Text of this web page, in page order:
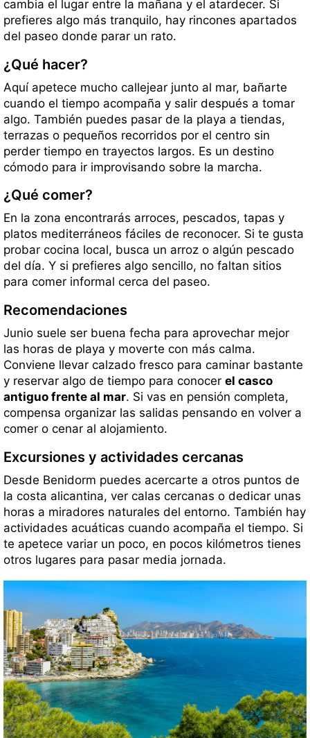
cambia el lugar entre la mañana y el atardecer. Si
prefieres algo más tranquilo, hay rincones apartados
del paseo donde parar un rato.
¿Qué hacer?
Aquí apetece mucho callejear junto al mar, bañarte
cuando el tiempo acompaña y salir después a tomar
algo. También puedes pasar de la playa a tiendas,
terrazas o pequeños recorridos por el centro sin
perder tiempo en trayectos largos. Es un destino
cómodo para ir improvisando sobre la marcha.
¿Qué comer?
En la zona encontrarás arroces, pescados, tapas y
platos mediterráneos fáciles de reconocer. Si te gusta
probar cocina local, busca un arroz o algún pescado
del día. Y si prefieres algo sencillo, no faltan sitios
para comer informal cerca del paseo.
Recomendaciones
Junio suele ser buena fecha para aprovechar mejor
las horas de playa y moverte con más calma.
Conviene llevar calzado fresco para caminar bastante
y reservar algo de tiempo para conocer el casco
antiguo frente al mar. Si vas en pensión completa,
compensa organizar las salidas pensando en volver a
comer o cenar al alojamiento.
Excursiones y actividades cercanas
Desde Benidorm puedes acercarte a otros puntos de
la costa alicantina, ver calas cercanas o dedicar unas
horas a miradores naturales del entorno. También hay
actividades acuáticas cuando acompaña el tiempo. Si
te apetece variar un poco, en pocos kilómetros tienes
otros lugares para pasar media jornada.